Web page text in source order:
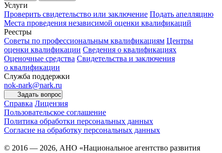
Услуги
Проверить свидетельство или заключение Подать апелляцию
Места проведения независимой оценки квалификаций
Реестры
Советы по профессиональным квалификациям Центры
оценки квалификации Сведения о квалификациях
Оценочные средства Свидетельства и заключения
о квалификации
Служба поддержки
nok-nark@nark.ru
Задать вопрос
Справка Лицензия
Пользовательское соглашение
Политика обработки персональных данных
Согласие на обработку персональных данных
© 2016 — 2026, АНО «Национальное агентство развития